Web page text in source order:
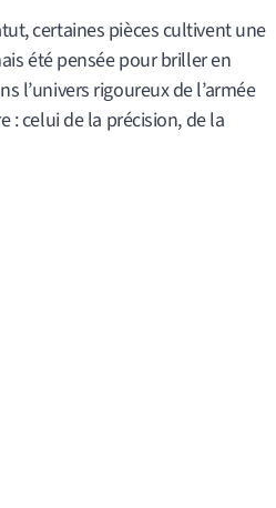
certaines pièces cultivent une
été pensée pour briller en
l’univers rigoureux de l’armée
: celui de la précision, de la